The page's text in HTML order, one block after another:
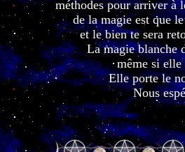
méthodes pour arriver à
de la magie est que
et le bien te sera
La magie blanche
même si elle
Elle porte le
Nous